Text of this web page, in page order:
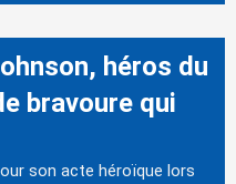
héros du
bravoure qui
son acte héroïque lors